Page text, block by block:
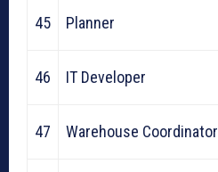
45 Planner
46 IT Developer
47 Warehouse Coordinator